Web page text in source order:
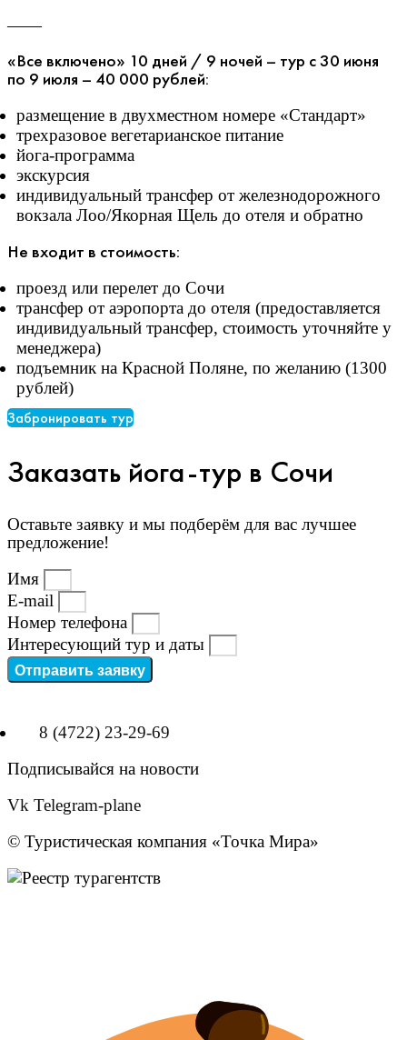
——
«Все включено» 10 дней / 9 ночей – тур с 30 июня
по 9 июля – 40 000 рублей:
размещение в двухместном номере «Стандарт»
трехразовое вегетарианское питание
йога-программа
экскурсия
индивидуальный трансфер от железнодорожного
вокзала Лоо/Якорная Щель до отеля и обратно
Не входит в стоимость:
проезд или перелет до Сочи
трансфер от аэропорта до отеля (предоставляется
индивидуальный трансфер, стоимость уточняйте у
менеджера)
подъемник на Красной Поляне, по желанию (1300
рублей)
Забронировать тур
Заказать йога-тур в Сочи
Оставьте заявку и мы подберём для вас лучшее
предложение!
Имя
E-mail
Номер телефона
Интересующий тур и даты
Отправить заявку
8 (4722) 23-29-69
Подписывайся на новости
Vk Telegram-plane
© Туристическая компания «Точка Мира»